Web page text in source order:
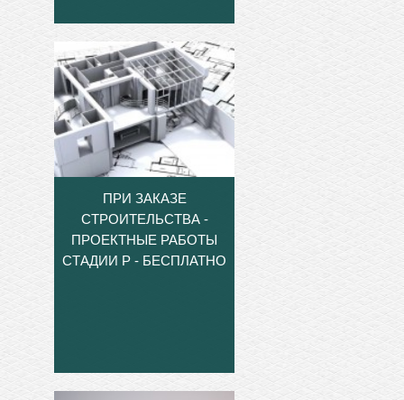
ПРИ ЗАКАЗЕ
СТРОИТЕЛЬСТВА -
ПРОЕКТНЫЕ РАБОТЫ
СТАДИИ Р - БЕСПЛАТНО